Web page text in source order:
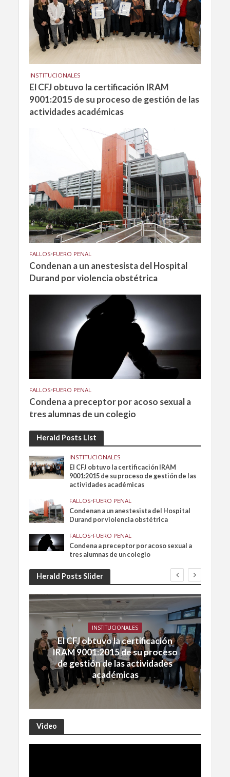
INSTITUCIONALES
El CFJ obtuvo la certificación IRAM
9001:2015 de su proceso de gestión de las
actividades académicas
FALLOS•FUERO PENAL
Condenan a un anestesista del Hospital
Durand por violencia obstétrica
FALLOS•FUERO PENAL
Condena a preceptor por acoso sexual a
tres alumnas de un colegio
Herald Posts List
INSTITUCIONALES
El CFJ obtuvo la certificación IRAM
9001:2015 de su proceso de gestión de las
actividades académicas
FALLOS•FUERO PENAL
Condenan a un anestesista del Hospital
Durand por violencia obstétrica
FALLOS•FUERO PENAL
Condena a preceptor por acoso sexual a
tres alumnas de un colegio
Herald Posts Slider
INSTITUCIONALES
El CFJ obtuvo la certificación
IRAM 9001:2015 de su proceso
de gestión de las actividades
académicas
Video